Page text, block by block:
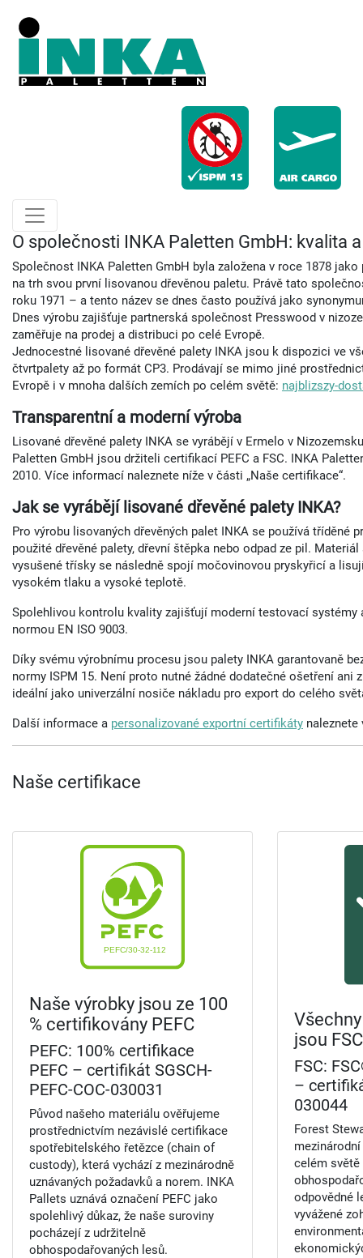
O společnosti INKA Paletten GmbH: kvalita
Společnost INKA Paletten GmbH byla založena v roce 1878
na trh svou první lisovanou dřevěnou paletu. Právě tato
roku 1971 – a tento název se dnes často používá jako
Dnes výrobu zajišťuje partnerská společnost Presswood v
zaměřuje na prodej a distribuci po celé Evropě.
Jednocestné lisované dřevěné palety INKA jsou k dispozici ve
čtvrtpalety až po formát CP3. Prodávají se mimo jiné
Evropě i v mnoha dalších zemích po celém světě: najblizszy-
Transparentní a moderní výroba
Lisované dřevěné palety INKA se vyrábějí v Ermelo v
Paletten GmbH jsou držiteli certifikací PEFC a FSC. INKA
2010. Více informací naleznete níže v části „Naše certifikace“.
Jak se vyrábějí lisované dřevěné palety INKA?
Pro výrobu lisovaných dřevěných palet INKA se používá tříděné
použité dřevěné palety, dřevní štěpka nebo odpad ze pil.
vysušené třísky se následně spojí močovinovou pryskyřicí a
vysokém tlaku a vysoké teplotě.
Spolehlivou kontrolu kvality zajišťují moderní testovací systémy
normou EN ISO 9003.
Díky svému výrobnímu procesu jsou palety INKA garantovaně
normy ISPM 15. Není proto nutné žádné dodatečné ošetření ani
ideální jako univerzální nosiče nákladu pro export do celého
Další informace a personalizované exportní certifikáty
Naše certifikace
Naše výrobky jsou ze 100
% certifikovány PEFC
PEFC: 100% certifikace
PEFC – certifikát SGSCH-
PEFC-COC-030031
Původ našeho materiálu ověřujeme
prostřednictvím nezávislé certifikace
spotřebitelského řetězce (chain of
custody), která vychází z mezinárodně
uznávaných požadavků a norem. INKA
Pallets uznává označení PEFC jako
spolehlivý důkaz, že naše suroviny
pocházejí z udržitelně
obhospodařovaných lesů.
jsou
FSC:
–
030044
Forest
celém světě
odpovědné
vyvážené